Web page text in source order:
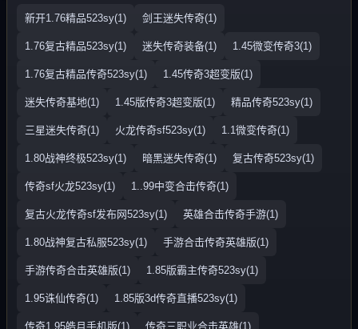
新开1.76精品523sy(1) 剑王迷失传奇(1)
1.76复古精品523sy(1) 迷失传奇装备(1) 1.45微变传奇3(1)
1.76复古精品传奇523sy(1) 1.45传奇3超变版(1)
迷失传奇基地(1) 1.45版传奇3超变版(1) 精品传奇523sy(1)
三星迷失传奇(1) 火龙传奇sf523sy(1) 1.1微变传奇(1)
1.80战神终极523sy(1) 暗黑迷失传奇(1) 复古传奇523sy(1)
传奇sf火龙523sy(1) 1..99中变合击传奇(1)
复古火龙传奇sf发布网523sy(1) 英雄合击传奇手游(1)
1.80战神复古私服523sy(1) 手游合击传奇英雄版(1)
手游传奇合击英雄版(1) 1.85版霸主传奇523sy(1)
1.95诛仙传奇(1) 1.85版3d传奇直播523sy(1)
传奇1.95皓月手机版(1) 传奇三职业合击英雄(1)